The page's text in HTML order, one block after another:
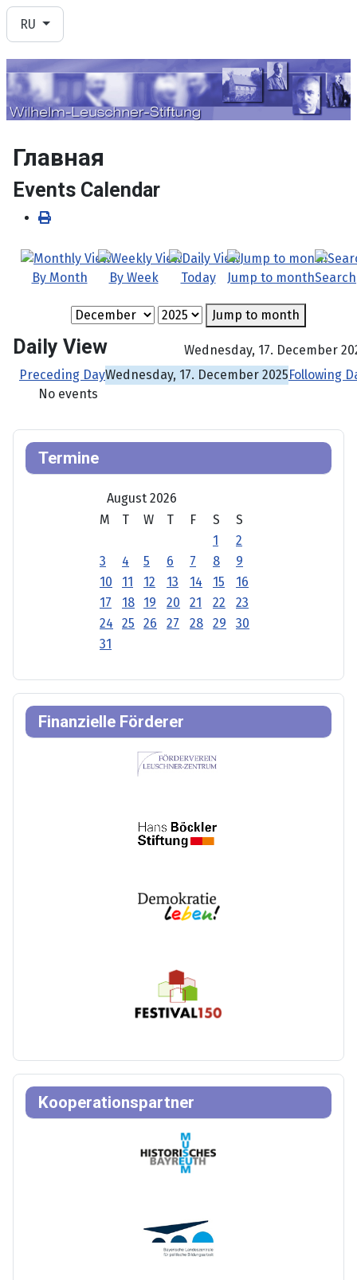
Выберите язык
RU
Главная
Events Calendar
By Month By Week Today Jump to monthSearch
Jump to month
Daily View
Wednesday, 17. December
Preceding DayWednesday, 17. December 2025Following
No events
Termine
August 2026
M
T W T F S
S
1
2
3
4 5 6 7 8
9
10
11 12 13 14 15
16
17
18 19 20 21 22
23
24
25 26 27 28 29
30
31
Finanzielle Förderer
Kooperationspartner